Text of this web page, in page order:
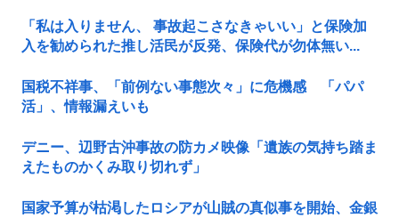
「私は入りません、 事故起こさなきゃいい」と保険加
入を勧められた推し活民が反発、保険代が勿体無い...
国税不祥事、「前例ない事態次々」に危機感 「パパ
活」、情報漏えいも
デニー、辺野古沖事故の防カメ映像「遺族の気持ち踏ま
えたものかくみ取り切れず」
国家予算が枯渇したロシアが山賊の真似事を開始、金銀